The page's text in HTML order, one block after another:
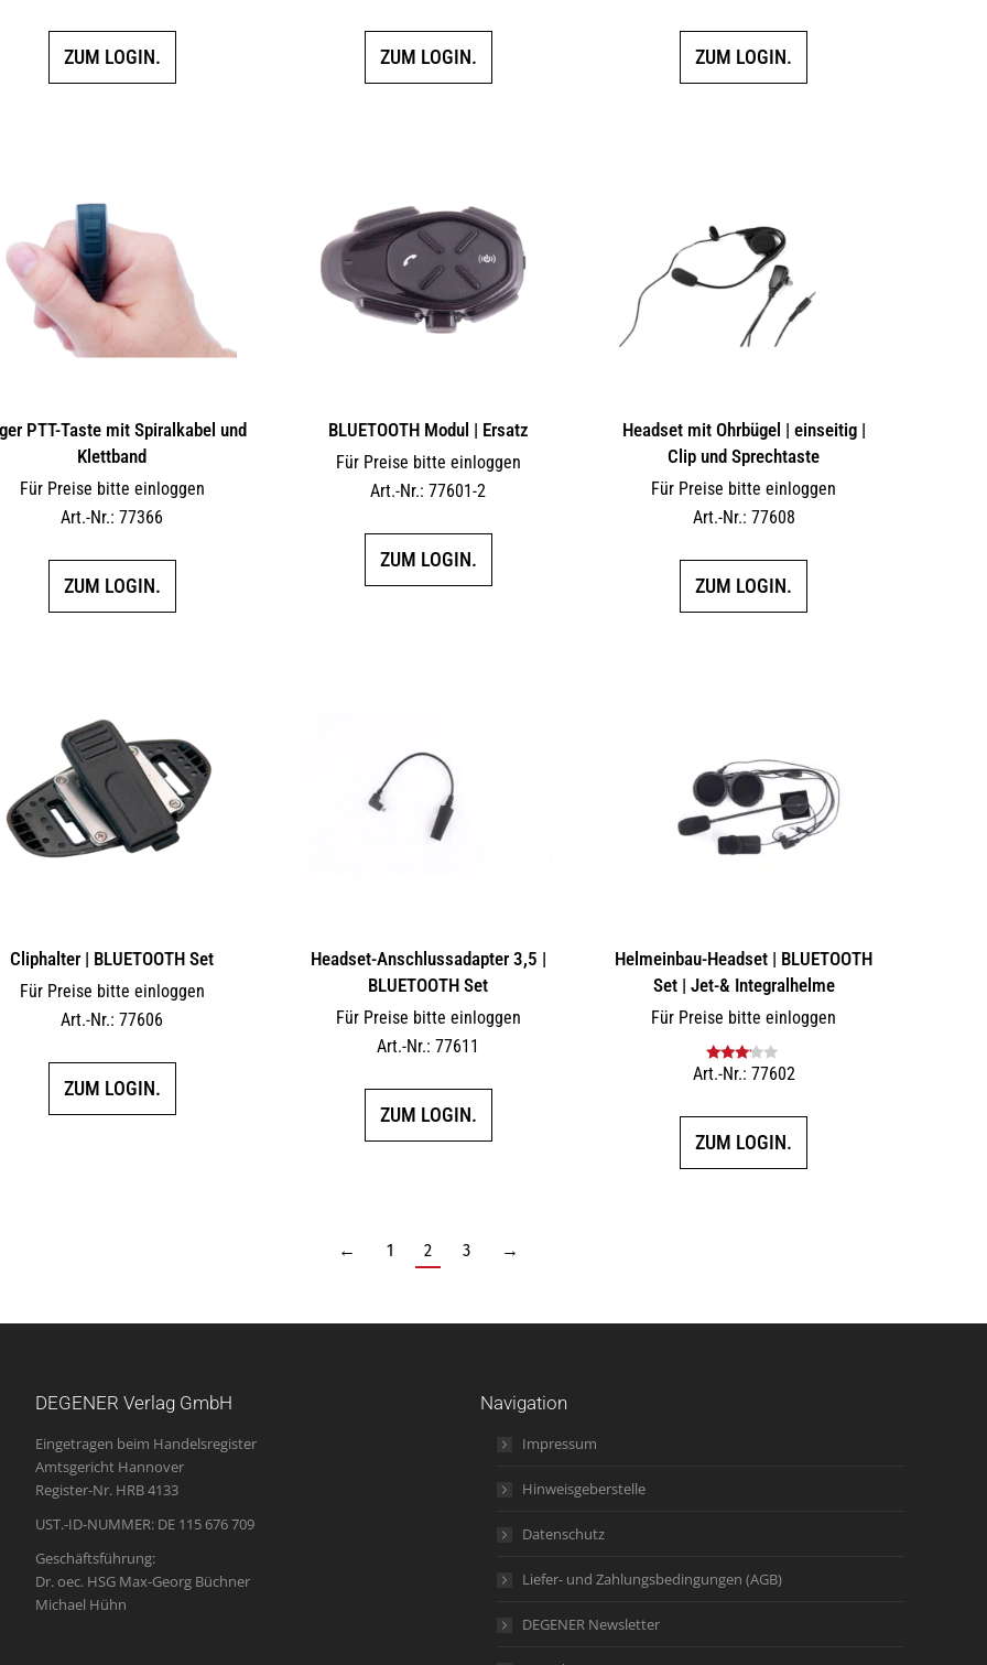
ZUM LOGIN. ZUM LOGIN. ZUM LOGIN.
PTT-Taste mit Spiralkabel und
Klettband
Für Preise bitte einloggen
Art.-Nr.: 77366
ZUM LOGIN.
BLUETOOTH Modul | Ersatz
Für Preise bitte einloggen
Art.-Nr.: 77601-2
ZUM LOGIN.
Headset mit Ohrbügel | einseitig |
Clip und Sprechtaste
Für Preise bitte einloggen
Art.-Nr.: 77608
ZUM LOGIN.
Cliphalter | BLUETOOTH Set
Für Preise bitte einloggen
Art.-Nr.: 77606
ZUM LOGIN.
Headset-Anschlussadapter 3,5 |
BLUETOOTH Set
Für Preise bitte einloggen
Art.-Nr.: 77611
ZUM LOGIN.
Helmeinbau-Headset | BLUETOOTH
Set | Jet-& Integralhelme
Für Preise bitte einloggen
Bewertet
von 5
Art.-Nr.: 77602
ZUM LOGIN.
← 1 2 3 →
DEGENER Verlag GmbH
Eingetragen beim Handelsregister
Amtsgericht Hannover
Register-Nr. HRB 4133
UST.-ID-NUMMER: DE 115 676 709
Geschäftsführung:
Dr. oec. HSG Max-Georg Büchner
Michael Hühn
Navigation
Impressum
Hinweisgeberstelle
Datenschutz
Liefer- und Zahlungsbedingungen (AGB)
DEGENER Newsletter